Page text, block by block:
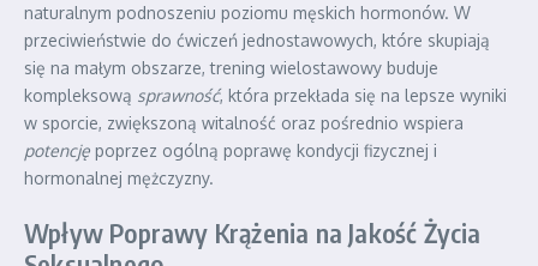
naturalnym podnoszeniu poziomu męskich hormonów. W
przeciwieństwie do ćwiczeń jednostawowych, które skupiają
się na małym obszarze, trening wielostawowy buduje
kompleksową sprawność, która przekłada się na lepsze wyniki
w sporcie, zwiększoną witalność oraz pośrednio wspiera
potencję poprzez ogólną poprawę kondycji fizycznej i
hormonalnej mężczyzny.
Wpływ Poprawy Krążenia na Jakość Życia